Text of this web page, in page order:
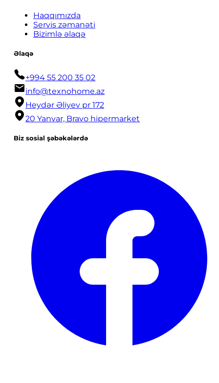
Haqqımızda
Servis zəmanəti
Bizimlə əlaqə
Əlaqə
+994 55 200 35 02
info@texnohome.az
Heydər Əliyev pr 172
20 Yanvar, Bravo hipermarket
Biz sosial şəbəkələrdə